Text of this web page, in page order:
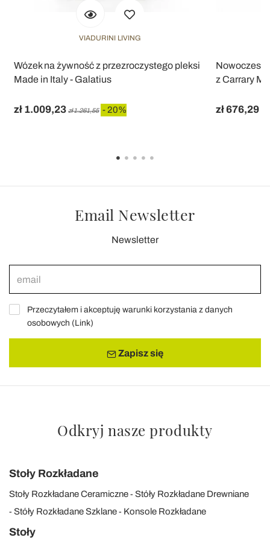
VIADURINI LIVING
Wózek na żywność z przezroczystego pleksi
Made in Italy - Galatius
zł 1.009,23 zł 1.261,55 - 20%
z Carrary
zł 676,29
Email Newsletter
Newsletter
Przeczytałem i akceptuję warunki korzystania z danych
osobowych (Link)
Zapisz się
Odkryj nasze produkty
Stoły Rozkładane
Stoły Rozkładane Ceramiczne
Stóły Rozkładane Drewniane
Stóły Rozkładane Szklane
Konsole Rozkładane
Stoły